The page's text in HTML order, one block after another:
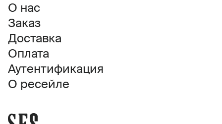
О нас
Заказ
Доставка
Оплата
Аутентификация
О ресейле